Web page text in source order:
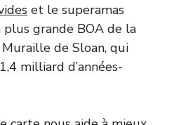
et le superamas
plus grande BOA de la
de Sloan, qui
milliard d’années-